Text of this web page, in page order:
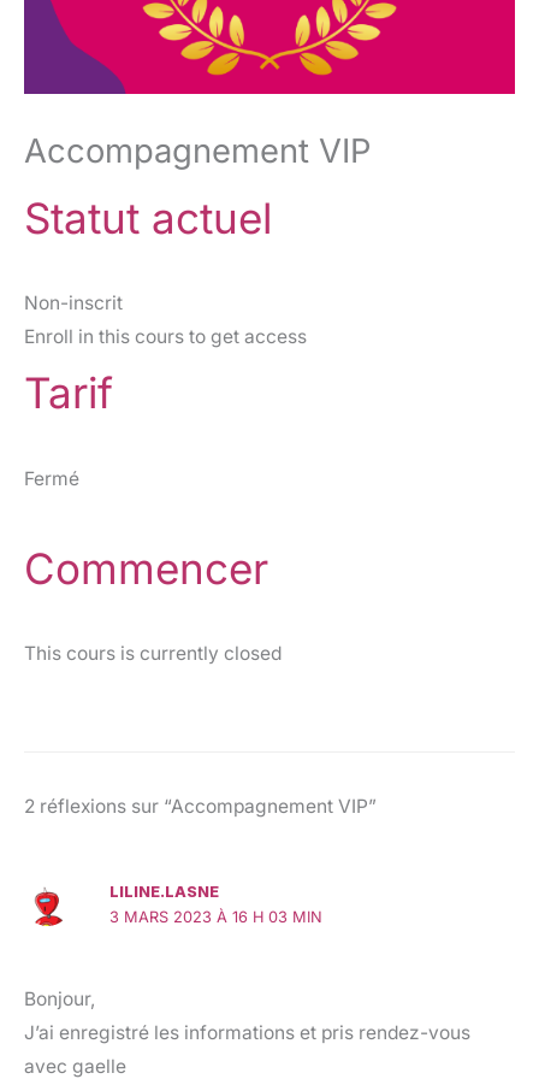
Accompagnement VIP
Statut actuel
Non-inscrit
Enroll in this cours to get access
Tarif
Fermé
Commencer
This cours is currently closed
2 réflexions sur “Accompagnement VIP”
LILINE.LASNE
3 MARS 2023 À 16 H 03 MIN
Bonjour,
J’ai enregistré les informations et pris rendez-vous
avec gaelle